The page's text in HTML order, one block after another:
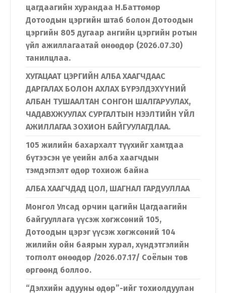
цагдаагийн хурандаа Н.Баттөмөр
Дотоодын цэргийн штаб болон Дотоодын
цэргийн 805 дугаар ангийн цэргийн ротын
үйл ажиллагаатай өнөөдөр (2026.07.30)
танилцлаа.
ХУГАЦААТ ЦЭРГИЙН АЛБА ХААГЧДААС
ДАРГАЛАХ БОЛОН АХЛАХ БҮРЭЛДЭХҮҮНИЙ
АЛБАН ТУШААЛТАН СОНГОН ШАЛГАРУУЛАХ,
ЧАДАВХЖУУЛАХ СУРГАЛТЫН НЭЭЛТИЙН ҮЙЛ
АЖИЛЛАГАА ЗОХИОН БАЙГУУЛАГДЛАА.
105 жилийн бахархалт түүхийг хамтдаа
бүтээсэн үе үеийн алба хаагчдын
тэмдэглэлт өдөр тохиож байна
АЛБА ХААГЧДАД ЦОЛ, ШАГНАЛ ГАРДУУЛЛАА
Монгол Улсад орчин цагийн Цагдаагийн
байгууллага үүсэж хөгжсөний 105,
Дотоодын цэрэг үүсэж хөгжсөний 104
жилийн ойн баярын хурал, хүндэтгэлийн
тоглолт өнөөдөр /2026.07.17/ Соёлын төв
өргөөнд боллоо.
“Дэлхийн адууны өдөр”-ийг тохиолдуулан